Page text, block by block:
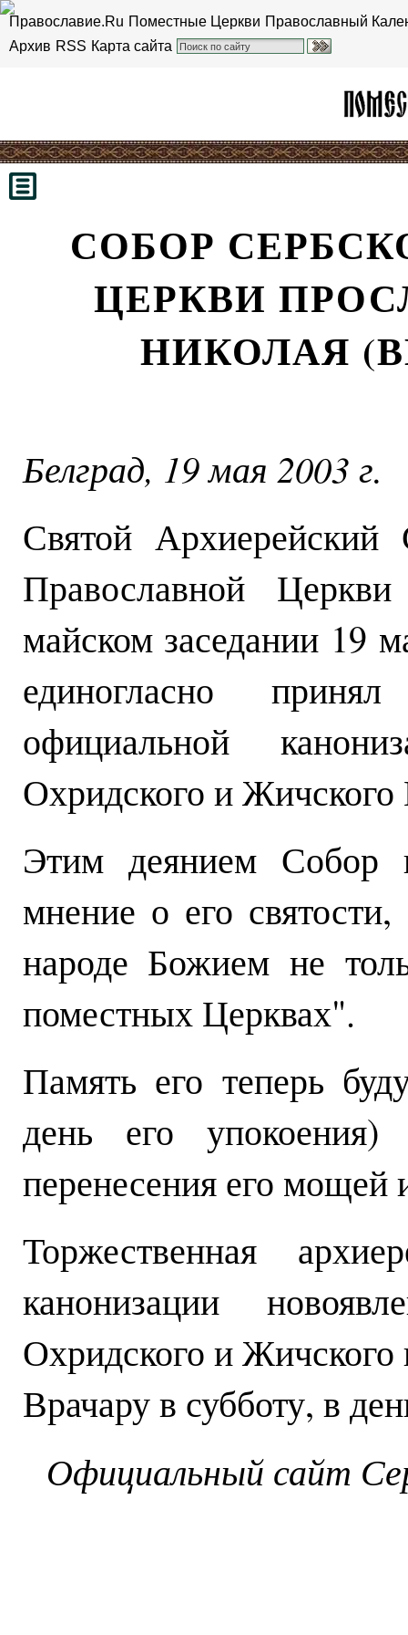
Православие.Ru Поместные Церкви Православный
Архив RSS Карта сайта
СОБОР
ЦЕРКВИ
НИКОЛАЯ
Белград, 19 мая 2003 г.
Святой Архиерейский
Православной
майском заседании 19
единогласно
официальной
Охридского и
Этим деянием Собор
мнение о его
народе Божием не
поместных Церквах".
Память его теперь
день его
перенесения его
Торжественная
канонизации
Охридского и
Врачару в субботу, в
Официальный сайт